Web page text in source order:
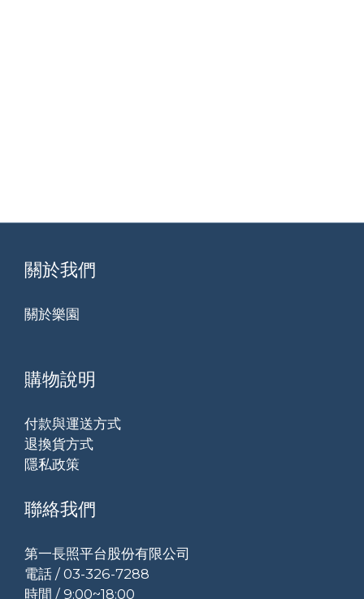
關於我們
關於樂園
購物說明
付款與運送方式
退換貨方式
隱私政策
聯絡我們
第一長照平台股份有限公司
電話 / 03-326-7288
時間 / 9:00~18:00